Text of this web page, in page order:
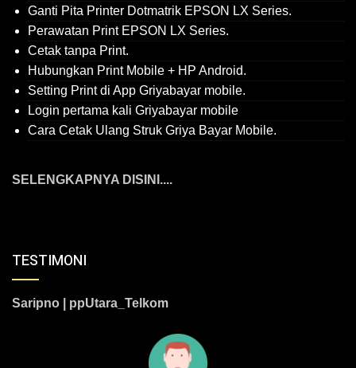
Ganti Pita Printer Dotmatrik EPSON LX Series.
Perawatan Print EPSON LX Series.
Cetak tanpa Print.
Hubungkan Print Mobile + HP Android.
Setting Print di App Griyabayar mobile.
Login pertama kali Griyabayar mobile
Cara Cetak Ulang Struk Griya Bayar Mobile.
SELENGKAPNYA DISINI....
TESTIMONI
Saripno | ppUtara_Telkom